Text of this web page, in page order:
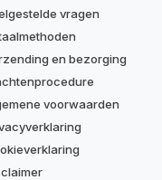
vragen
en bezorging
voorwaarden